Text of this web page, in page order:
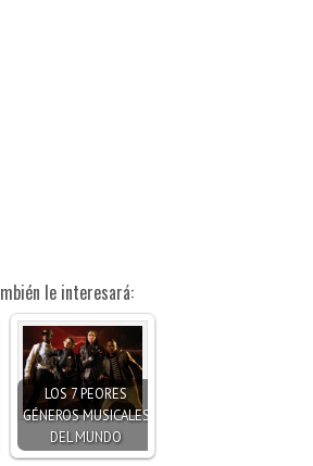
le interesará:
LOS 7 PEORES
GÉNEROS MUSICALES
DEL MUNDO